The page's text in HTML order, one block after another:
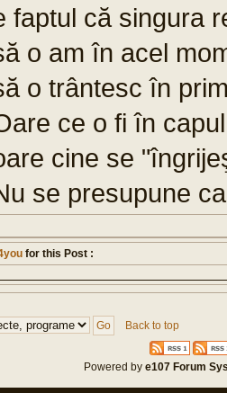
faptul că singura
o am în acel
o trântesc în
ce o fi în
cine se
se presupune
for this Post :
Back to top
Powered bye107 Forum